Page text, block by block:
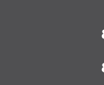
systém
centrum BALUO.